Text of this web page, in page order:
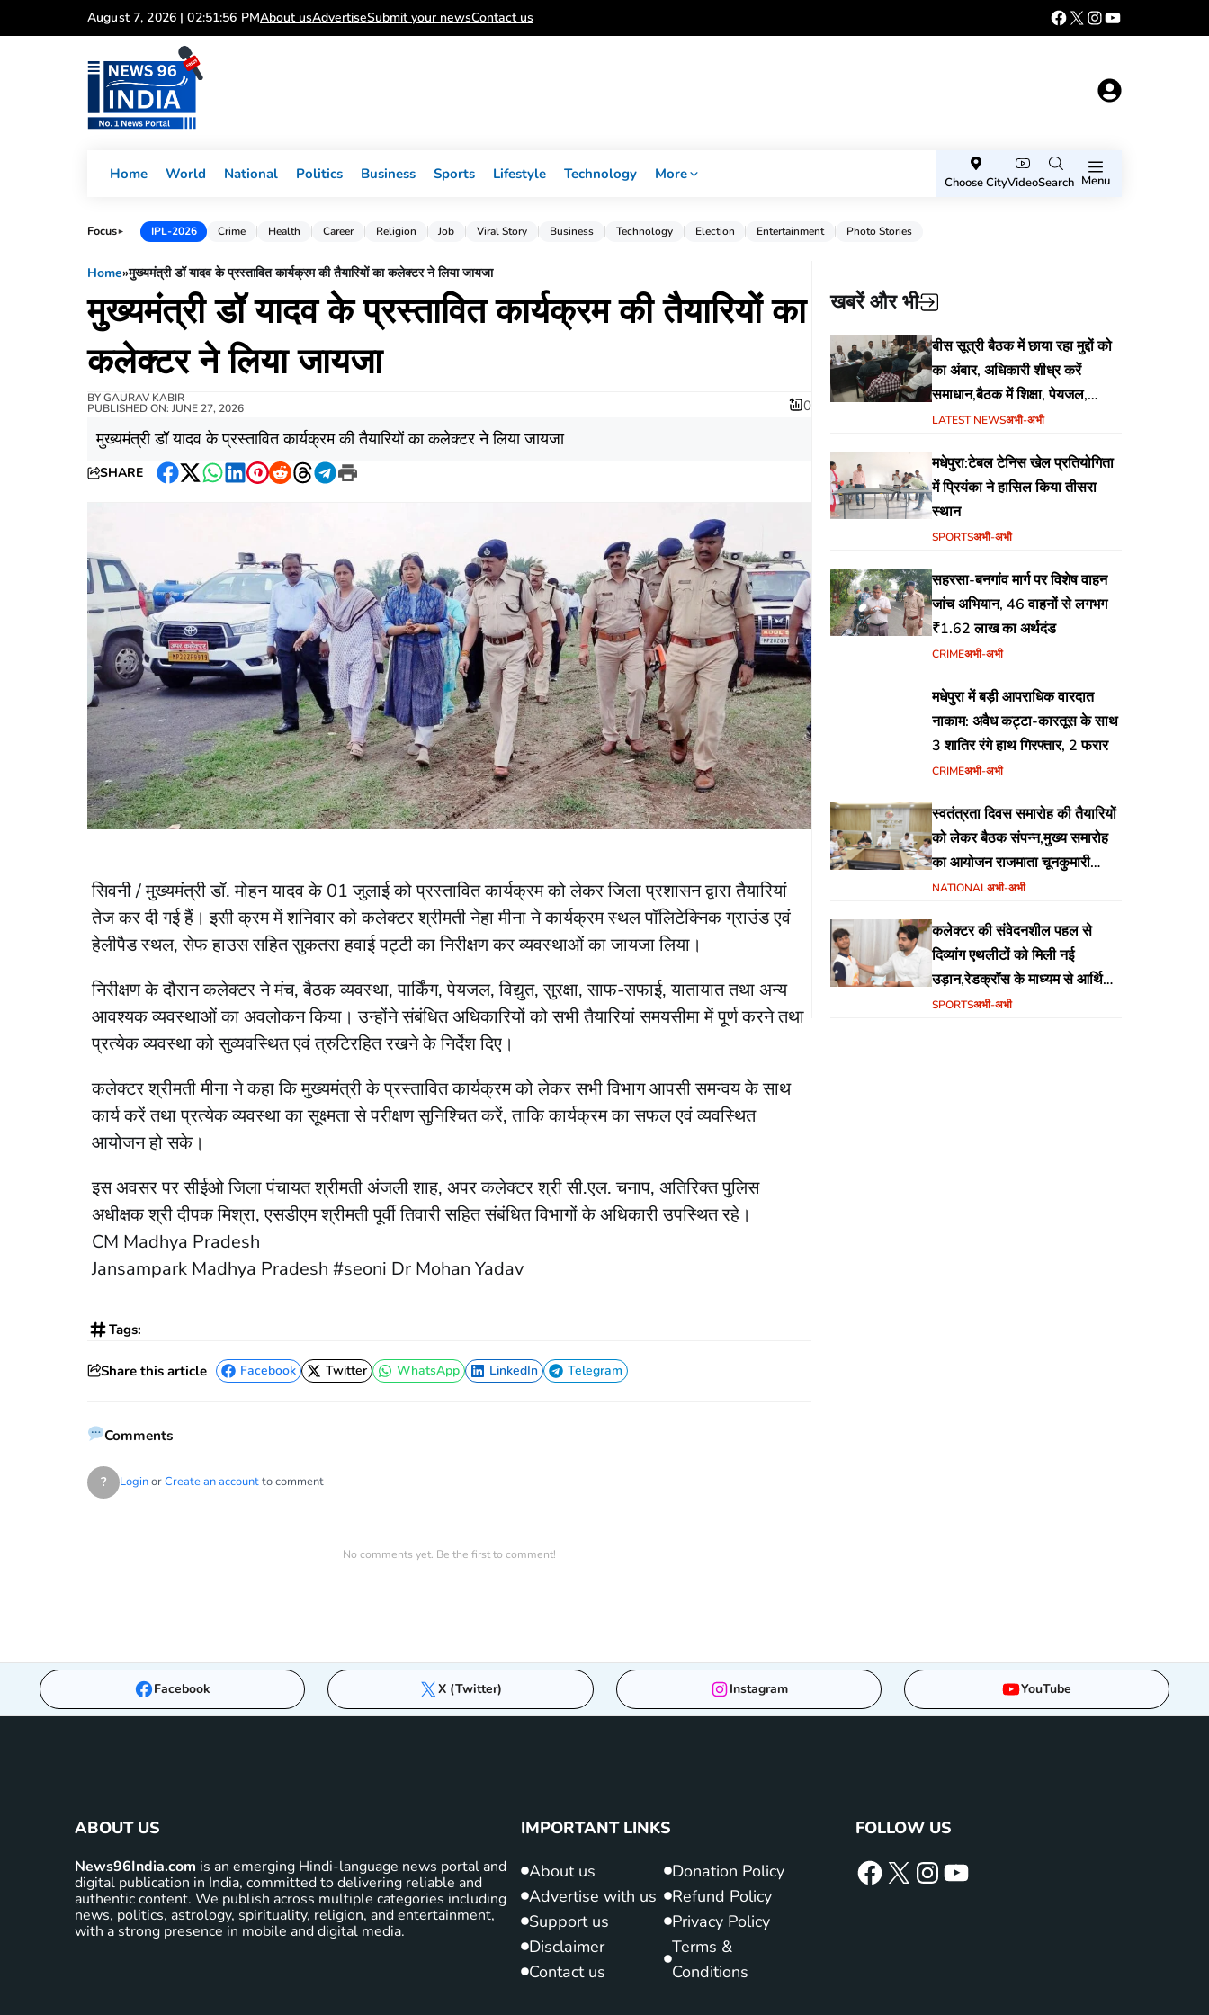
to
August 7, 2026 | 02:51:56 PMAbout usAdvertiseSubmit your newsContact us
Home World National Politics Business Sports Lifestyle Technology More
Choose CityVideoSearch Menu
Focus► IPL-2026 Crime Health Career Religion Job Viral Story Business Technology Election Entertainment Photo Stories
Home»मुख्यमंत्री डॉ यादव के प्रस्तावित कार्यक्रम की तैयारियों का कलेक्टर ने लिया जायजा
मुख्यमंत्री डॉ यादव के प्रस्तावित कार्यक्रम की तैयारियों का
कलेक्टर ने लिया जायजा
BYGAURAV KABIR
PUBLISHED ON: JUNE 27, 2026 0
मुख्यमंत्री डॉ यादव के प्रस्तावित कार्यक्रम की तैयारियों का कलेक्टर ने लिया जायजा
SHARE
Facebook
Twitter
WhatsApp
LinkedIn
Pinterest
RedditThreads
Telegram
Print
सिवनी / मुख्यमंत्री डॉ. मोहन यादव के 01 जुलाई को प्रस्तावित कार्यक्रम को लेकर जिला प्रशासन द्वारा तैयारियां
तेज कर दी गई हैं। इसी क्रम में शनिवार को कलेक्टर श्रीमती नेहा मीना ने कार्यक्रम स्थल पॉलिटेक्निक ग्राउंड एवं
हेलीपैड स्थल, सेफ हाउस सहित सुकतरा हवाई पट्टी का निरीक्षण कर व्यवस्थाओं का जायजा लिया।
निरीक्षण के दौरान कलेक्टर ने मंच, बैठक व्यवस्था, पार्किंग, पेयजल, विद्युत, सुरक्षा, साफ-सफाई, यातायात तथा अन्य
आवश्यक व्यवस्थाओं का अवलोकन किया। उन्होंने संबंधित अधिकारियों को सभी तैयारियां समयसीमा में पूर्ण करने तथा
प्रत्येक व्यवस्था को सुव्यवस्थित एवं त्रुटिरहित रखने के निर्देश दिए।
कलेक्टर श्रीमती मीना ने कहा कि मुख्यमंत्री के प्रस्तावित कार्यक्रम को लेकर सभी विभाग आपसी समन्वय के साथ
कार्य करें तथा प्रत्येक व्यवस्था का सूक्ष्मता से परीक्षण सुनिश्चित करें, ताकि कार्यक्रम का सफल एवं व्यवस्थित
आयोजन हो सके।
इस अवसर पर सीईओ जिला पंचायत श्रीमती अंजली शाह, अपर कलेक्टर श्री सी.एल. चनाप, अतिरिक्त पुलिस
अधीक्षक श्री दीपक मिश्रा, एसडीएम श्रीमती पूर्वी तिवारी सहित संबंधित विभागों के अधिकारी उपस्थित रहे।
CM Madhya Pradesh
Jansampark Madhya Pradesh #seoni Dr Mohan Yadav
Tags:
Share this article
Facebook
Facebook
Twitter
Twitter
WhatsApp
WhatsApp
LinkedIn
LinkedIn
Telegram
Telegram
Comments
? LoginorCreate an accountto comment
No comments yet. Be the first to comment!
खबरें और भी
बीस सूत्री बैठक में छाया रहा मुद्दों को
का अंबार, अधिकारी शीध्र करें
समाधान,बैठक में शिक्षा, पेयजल,
जलजमाव,आवास ,व किसानों के
LATEST NEWSअभी-अभी
मधेपुरा:टेबल टेनिस खेल प्रतियोगिता
में प्रियंका ने हासिल किया तीसरा
स्थान
SPORTSअभी-अभी
सहरसा-बनगांव मार्ग पर विशेष वाहन
जांच अभियान, 46 वाहनों से लगभग
₹1.62 लाख का अर्थदंड
CRIMEअभी-अभी
मधेपुरा में बड़ी आपराधिक वारदात
नाकाम: अवैध कट्टा-कारतूस के साथ
3 शातिर रंगे हाथ गिरफ्तार, 2 फरार
CRIMEअभी-अभी
स्वतंत्रता दिवस समारोह की तैयारियों
को लेकर बैठक संपन्न,मुख्य समारोह
का आयोजन राजमाता चूनकुमारी
स्टेडियम बैढ़न में होगा
NATIONALअभी-अभी
कलेक्टर की संवेदनशील पहल से
दिव्यांग एथलीटों को मिली नई
उड़ान,रेडक्रॉस के माध्यम से आर्थिक
सहायता व खेल सामग्री उपलब्ध,
SPORTSअभी-अभी
Facebook X (Twitter) Instagram YouTube
ABOUT US
News96India.com is an emerging Hindi-language news portal and
digital publication in India, committed to delivering reliable and
authentic content. We publish across multiple categories including
news, politics, astrology, spirituality, religion, and entertainment,
with a strong presence in mobile and digital media.
IMPORTANT LINKS
About us
Advertise with us
Support us
Disclaimer
Contact us
Donation Policy
Refund Policy
Privacy Policy
Terms &
Conditions
FOLLOW US